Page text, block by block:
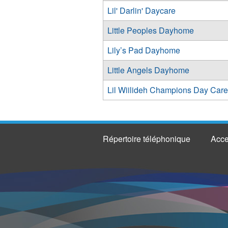
Lil' Darlin' Daycare
Little Peoples Dayhome
Lily’s Pad Dayhome
Little Angels Dayhome
Lil Wiilideh Champions Day Care
Répertoire téléphonique